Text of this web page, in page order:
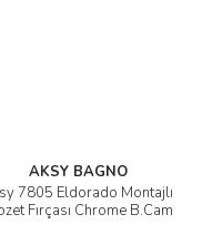
AKSY BAGNO
7805 Eldorado Montajlı
Fırçası Chrome B.Cam